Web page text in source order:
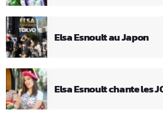
Elsa Esnoult au Japon
Elsa Esnoult chante les